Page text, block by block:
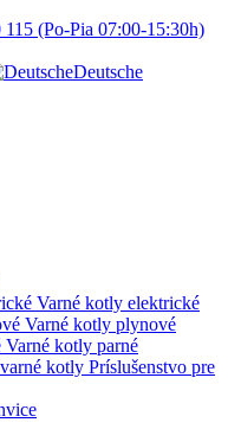
(Po-Pia 07:00-15:30h)
Deutsche
Varné kotly elektrické
Varné kotly plynové
Varné kotly parné
Príslušenstvo pre